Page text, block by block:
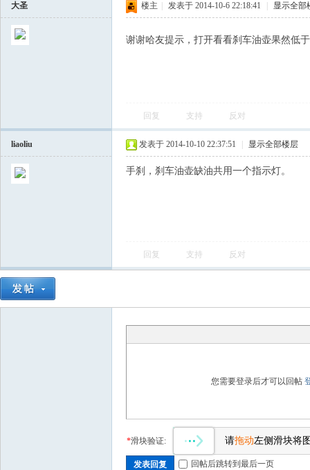
大圣 楼主 发表于 2014-10-6 22:18:41 显示全部
谢谢哈友提示，打开看看刹车油壶果然低
回复 支持 反对
liaoliu 发表于 2014-10-10 22:37:51 显示全部楼层
手刹，刹车油壶缺油共用一个指示灯。
回复 支持 反对
您需要登录后才可以回帖
*滑块验证: 请拖动左侧滑块将
发表回复 回帖后跳转到最后一页